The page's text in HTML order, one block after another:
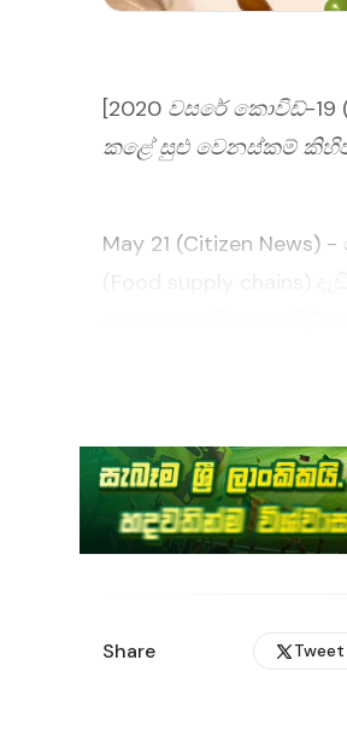
[2020 වසරේ කොවිඩ්-19
කළේ සුළු වෙනස්කම්
May 21 (Citizen
(Food supply
ආහාර සුරක්ෂිතතාව
සියලුම ශ්‍රේණිගත කිරීම්
සම්බන්ධයෙන් යම් යම්
ප්‍රයෝජනවත් ආරම්භක
සංරචක තුනකින් සමන්විත
මෙන්ම ගුණාත්මකභාවය
Share Tweet